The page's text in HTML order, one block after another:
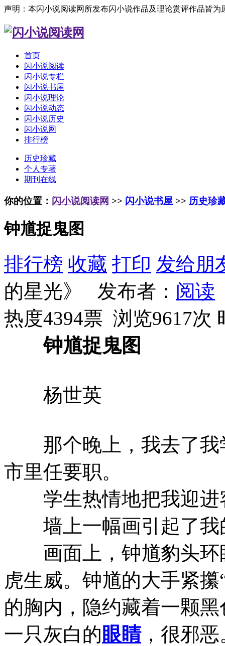
声明：本闪小说阅读网所发布闪小说作品及理论赏评作品皆
首页
闪小说阅读
闪小说专栏
闪小说书屋
闪小说理论
闪小说动态
闪小说历史
闪小说网
排行榜
历史珍藏 |
个人专著 |
期刊在线
你的位置： 闪小说阅读网 >> 闪小说书屋 >> 历史珍
钟馗捉鬼图
排行榜 收藏 打印 发给朋
的星光》 发布者： 阅读
热度4394票 浏览9617次
钟馗捉鬼图
杨世英
那个晚上，我去了我
市里任要职。
学生热情地把我迎进
墙上一幅画引起了我
画面上，钟馗豹头环
虎生威。钟馗的大手紧
的胸内，隐约藏着一颗
一只灰白的 眼睛，很邪恶